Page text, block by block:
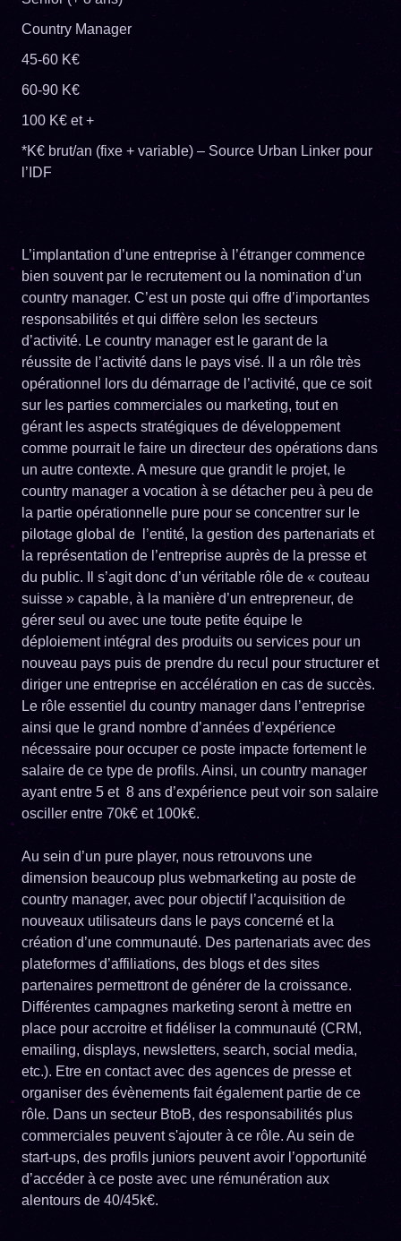
Country Manager
45-60 K€
60-90 K€
100 K€ et +
*K€ brut/an (fixe + variable) – Source Urban Linker pour
l’IDF
L’implantation d’une entreprise à l’étranger commence
bien souvent par le recrutement ou la nomination d’un
country manager. C’est un poste qui offre d’importantes
responsabilités et qui diffère selon les secteurs
d’activité. Le country manager est le garant de la
réussite de l’activité dans le pays visé. Il a un rôle très
opérationnel lors du démarrage de l’activité, que ce soit
sur les parties commerciales ou marketing, tout en
gérant les aspects stratégiques de développement
comme pourrait le faire un directeur des opérations dans
un autre contexte. A mesure que grandit le projet, le
country manager a vocation à se détacher peu à peu de
la partie opérationnelle pure pour se concentrer sur le
pilotage global de l’entité, la gestion des partenariats et
la représentation de l’entreprise auprès de la presse et
du public. Il s’agit donc d’un véritable rôle de « couteau
suisse » capable, à la manière d’un entrepreneur, de
gérer seul ou avec une toute petite équipe le
déploiement intégral des produits ou services pour un
nouveau pays puis de prendre du recul pour structurer et
diriger une entreprise en accélération en cas de succès.
Le rôle essentiel du country manager dans l’entreprise
ainsi que le grand nombre d’années d’expérience
nécessaire pour occuper ce poste impacte fortement le
salaire de ce type de profils. Ainsi, un country manager
ayant entre 5 et 8 ans d’expérience peut voir son salaire
osciller entre 70k€ et 100k€.
Au sein d’un pure player, nous retrouvons une
dimension beaucoup plus webmarketing au poste de
country manager, avec pour objectif l’acquisition de
nouveaux utilisateurs dans le pays concerné et la
création d’une communauté. Des partenariats avec des
plateformes d’affiliations, des blogs et des sites
partenaires permettront de générer de la croissance.
Différentes campagnes marketing seront à mettre en
place pour accroitre et fidéliser la communauté (CRM,
emailing, displays, newsletters, search, social media,
etc.). Etre en contact avec des agences de presse et
organiser des évènements fait également partie de ce
rôle. Dans un secteur BtoB, des responsabilités plus
commerciales peuvent s'ajouter à ce rôle. Au sein de
start-ups, des profils juniors peuvent avoir l’opportunité
d’accéder à ce poste avec une rémunération aux
alentours de 40/45k€.